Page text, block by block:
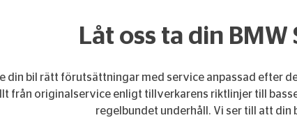
Låt oss ta din
din bil rätt förutsättningar med service anpassad efter
från originalservice enligt tillverkarens riktlinjer till
regelbundet underhåll. Vi ser till att din